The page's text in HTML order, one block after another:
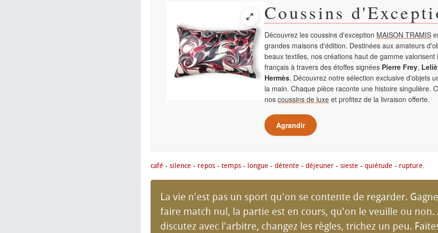
Coussins
Découvrez les coussins d'exception MAISON TRAMIS
grandes maisons d'édition. Destinées aux amateurs
beaux textiles, nos créations haut de gamme valorisent
français à travers des étoffes signées Pierre Frey,
Hermès. Découvrez notre sélection exclusive d'objets
la main. Chaque pièce raconte une histoire singulière.
nos coussins de luxe et profitez de la livraison offerte.
Agrandir
café - silence - repos - temps - longue - détente - déjeuner - sieste - quiétude - rupture.
La vie n'est pas un sport qu'on se contente de regarder.
faire match nul, la partie est en cours, qu'on le veuille ou non.
discutez avec l'arbitre, changez les règles, trichez un peu.